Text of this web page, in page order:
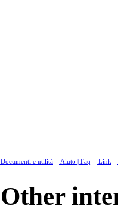
Documenti e utilità Aiuto | Faq Link
Other